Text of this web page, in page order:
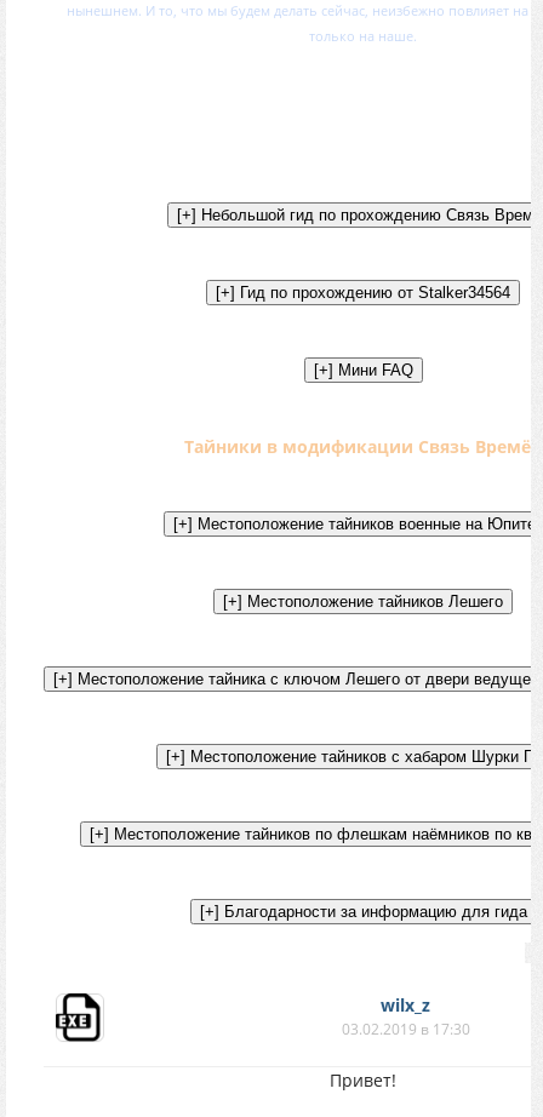
нынешнем. И то, что мы будем делать сейчас, неизбежно повлияет на
только на наше.
Тайники в модификации Связь Времён
wilx_z
03.02.2019 в 17:30
Привет!